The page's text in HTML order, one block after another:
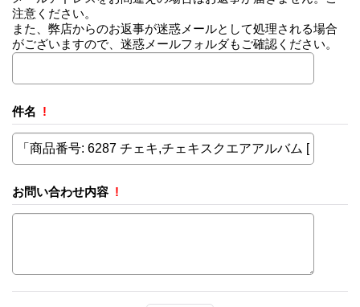
注意ください。
また、弊店からのお返事が迷惑メールとして処理される場合
がございますので、迷惑メールフォルダもご確認ください。
件名 !
お問い合わせ内容 !